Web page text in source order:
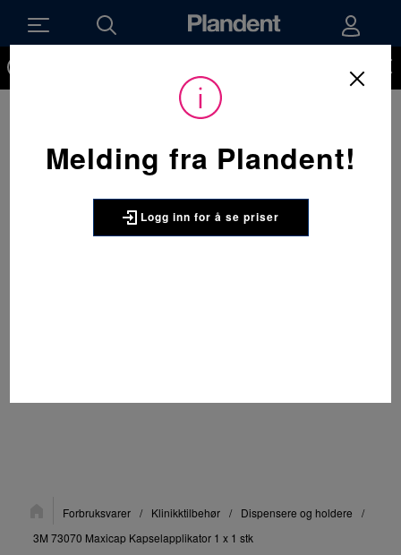
her:
Forbruksvarer / Klinikktilbehør / Dispensere og holdere
/
3M 73070 Maxicap Kapselapplikator 1 x 1 stk
Melding fra Plandent!
Logg inn for å se priser